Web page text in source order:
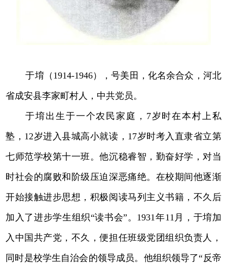
于堉（1914-1946），号美田，化名余合众，河北
省成安县李家町村人，中共党员。
于堉出生于一个农民家庭，7岁时在本村上私
塾，12岁进入县城高小就读，17岁时考入直隶省立第
七师范学校第十一班。他沉稳睿智，勤奋好学，对当
时社会的腐败和阶级压迫深恶痛绝。在校期间他逐渐
开始接触进步思想，积极阅读马列主义书籍，不久后
加入了进步学生组织“读书会”。1931年11月，于堉加
入中国共产党，不久，便担任班级党团组织负责人，
同时是校学生自治会的领导成员。他组织领导了“反帝